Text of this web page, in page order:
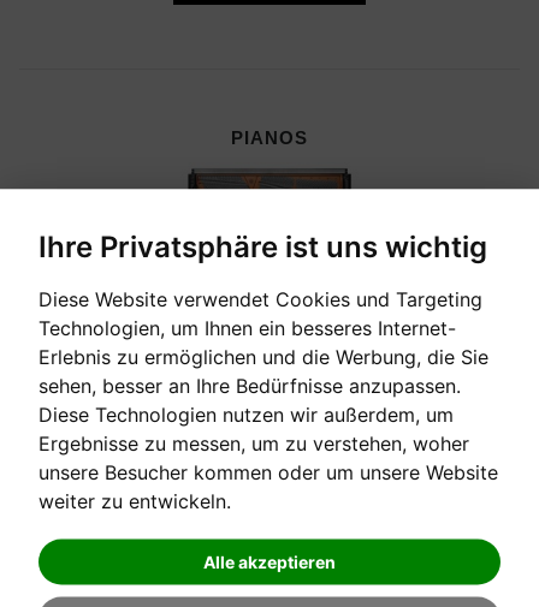
Ihre Privatsphäre ist uns wichtig
Diese Website verwendet Cookies und Targeting
Technologien, um Ihnen ein besseres Internet-
Erlebnis zu ermöglichen und die Werbung, die Sie
sehen, besser an Ihre Bedürfnisse anzupassen.
Diese Technologien nutzen wir außerdem, um
Ergebnisse zu messen, um zu verstehen, woher
unsere Besucher kommen oder um unsere Website
weiter zu entwickeln.
Alle akzeptieren
PIANOS
CEMBALI, CELESTEN & HARMONIEN